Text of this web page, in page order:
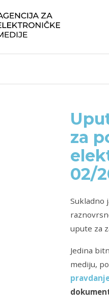
za
02/
Sukladno
upute za
Jedina
mediju,